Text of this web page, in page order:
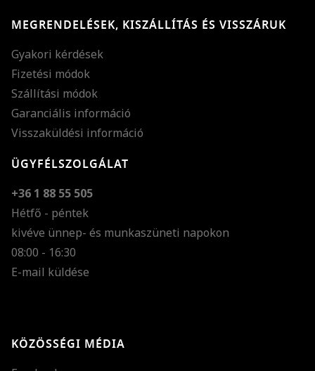
MEGRENDELÉSEK, KISZÁLLÍTÁS ÉS VISSZÁRUK
Gyakori kérdések
Fizetési módok
Szállítási módok
Garanciális információ
Visszaküldési információ
ÜGYFÉLSZOLGÁLAT
+36 1 88 55 505
Hétfő - péntek
kivéve ünnep- és munkaszüneti napokon
08:00 - 16:30
E-mail küldése
KÖZÖSSÉGI MÉDIA